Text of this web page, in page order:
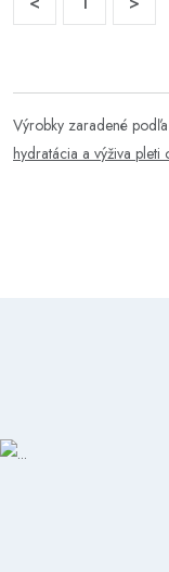
Výrobky zaradené
hydratácia a výživa pleti